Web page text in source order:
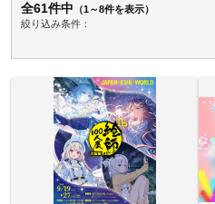
全61件中 （1～8件を表示）
絞り込み条件：